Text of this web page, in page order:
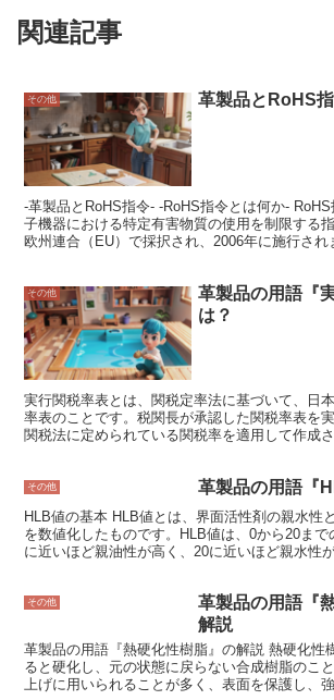
関連記事
その他 革製品とRoHS
-革製品とRoHS指令- -RoHS指令とは何か- RoHS指令とは、電気・電
子機器における特定有害物質の使用を制限する
欧州連合（EU）で採択され、2006年に施行され
る以下6種類の有害物質の使用を禁止しています。 * 水銀 * 鉛 *
ミウム * 6価クロム * ポリ臭化ビフェニル(PBBs)
ルエーテル(PBDEs) RoHS指令は、環境汚染を防ぐための重要な指令
です。RoHS指令により、電気・電子機器に含ま
が制限されたことで、環境汚染が減少しました。
は、リサイクルを促進する効果もあります。
物質を多く含む電気・電子機器は、環境に影響
イクルすることが義務付けられているからです
その他
革製品の用語『
は？
実行関税率表とは、関税定率法に基づいて、日
率表のことです。税関長が承認した関税率表を
関税法に定められている関税率を適用して作成
物品を分類するためのコードであり、世界貿易
の名称を記載しています。 ・関税率物品ごとに
記載しています。関税率は、従価税率（物品の
関税）と従量税率（物品の数量に応じて課され
場合、その変更が実施されるまでの間に適用さ
特恵関税率特定の国や地域から輸入される物品
関税率よりも低い関税率です。
その他 革製品の用語『
HLB値の基本 HLB値とは、界面活性剤の親水性と親油性のバランス
を数値化したものです。HLB値は、0から20ま
に近いほど親油性が高く、20に近いほど親水性
油性基は、油に溶けやすい部分であり、親水性
例えば、洗浄剤として使用される界面活性剤は
す。これは、洗浄剤は油を水に溶かす必要があ
化剤として使用される界面活性剤は、HLB値が
は、乳化剤は油と水を混合させる必要があるためです。
その他
革製品の用語『
解説
革製品の用語『熱硬化性樹脂』の解説 熱硬化性樹脂とは、加熱され
ると硬化し、元の状態に戻らない合成樹脂のこ
上げに用いられることが多く、表面を保護し、